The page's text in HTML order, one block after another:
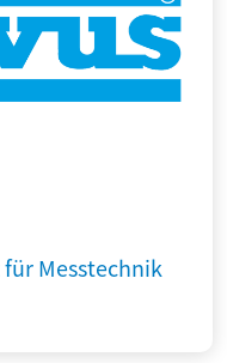
für Messtechnik